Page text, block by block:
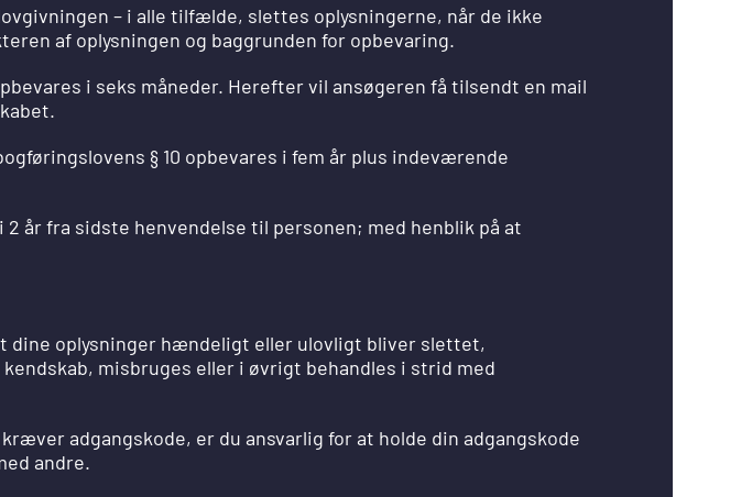
– i alle tilfælde, slettes oplysningerne, når de ikke
af oplysningen og baggrunden for opbevaring.
i seks måneder. Herefter vil ansøgeren få tilsendt en mail
§ 10 opbevares i fem år plus indeværende
år fra sidste henvendelse til personen; med henblik på at
oplysninger hændeligt eller ulovligt bliver slettet,
misbruges eller i øvrigt behandles i strid med
adgangskode, er du ansvarlig for at holde din adgangskode
andre.